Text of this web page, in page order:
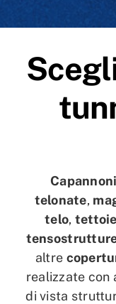
telonate,
telo,
altre
realizzate con
di vista